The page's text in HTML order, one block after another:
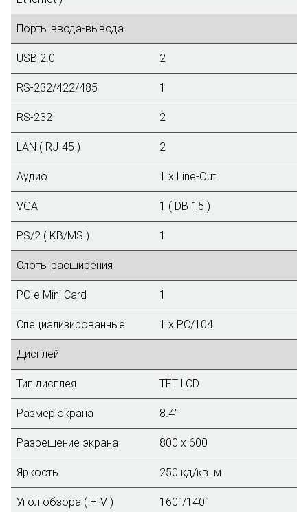
Порты ввода-вывода
USB 2.0 2
RS-232/422/485 1
RS-232 2
LAN ( RJ-45 ) 2
Аудио 1 х Line-Out
VGA 1 ( DB-15 )
PS/2 ( KB/MS ) 1
Слоты расширения
PCIe Mini Card 1
Специализированные 1 x PC/104
Дисплей
Тип дисплея TFT LCD
Размер экрана 8.4"
Разрешение экрана 800 x 600
Яркость 250 кд/кв. м
Угол обзора ( H-V ) 160°/140°